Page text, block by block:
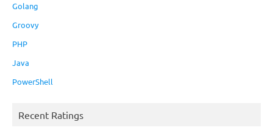
Golang
Groovy
PHP
Java
PowerShell
Recent Ratings